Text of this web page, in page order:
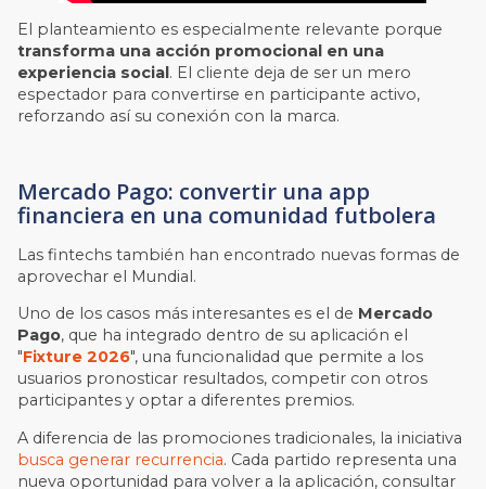
El planteamiento es especialmente relevante porque
transforma una acción promocional en una
experiencia social. El cliente deja de ser un mero
espectador para convertirse en participante activo,
reforzando así su conexión con la marca.
Mercado Pago: convertir una app
financiera en una comunidad futbolera
Las fintechs también han encontrado nuevas formas de
aprovechar el Mundial.
Uno de los casos más interesantes es el de Mercado
Pago, que ha integrado dentro de su aplicación el
"Fixture 2026", una funcionalidad que permite a los
usuarios pronosticar resultados, competir con otros
participantes y optar a diferentes premios.
A diferencia de las promociones tradicionales, la iniciativa
busca generar recurrencia. Cada partido representa una
nueva oportunidad para volver a la aplicación, consultar